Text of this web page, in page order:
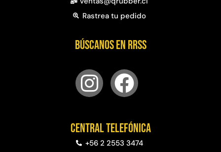
Rastrea tu pedido
Búscanos en RRSS
Central telefónica
+56 2 2553 3474
3.790.990
30%